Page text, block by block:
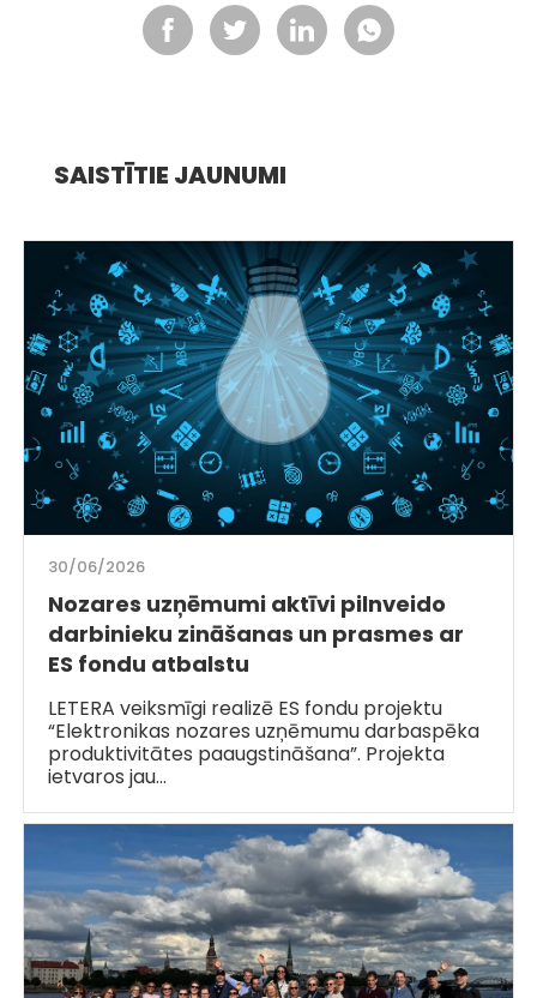
SAISTĪTIE JAUNUMI
30/06/2026
Nozares uzņēmumi aktīvi pilnveido
darbinieku zināšanas un prasmes ar
ES fondu atbalstu
LETERA veiksmīgi realizē ES fondu projektu
“Elektronikas nozares uzņēmumu darbaspēka
produktivitātes paaugstināšana”. Projekta
ietvaros jau…